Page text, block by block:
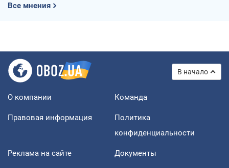
Все мнения
В начало
О компании Команда
Правовая информация
Политика
конфиденциальности
Реклама на сайте Документы